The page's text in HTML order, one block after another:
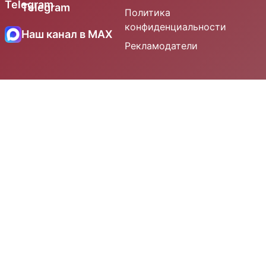
Telegram
Наш канал в MAX
Политика
конфиденциальности
Рекламодатели